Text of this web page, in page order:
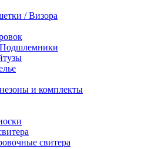
/ Визора
и комплекты
свитера